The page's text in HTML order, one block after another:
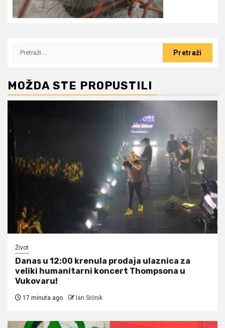
Pretraži:
MOŽDA STE PROPUSTILI
Život
Danas u 12:00 krenula prodaja ulaznica za
veliki humanitarni koncert Thompsona u
Vukovaru!
17 minuta ago Ian Srčnik